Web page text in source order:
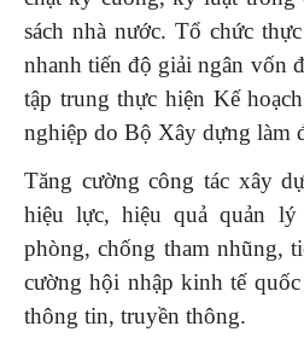
sách nhà nước. Tổ chức
nhanh tiến độ giải ngân vốn
tập trung thực hiện Kế
nghiệp do Bộ Xây dựng làm
Tăng cường công tác xây
hiệu lực, hiệu quả quản lý
phòng, chống tham nhũng,
cường hội nhập kinh tế
thông tin, truyền thông.